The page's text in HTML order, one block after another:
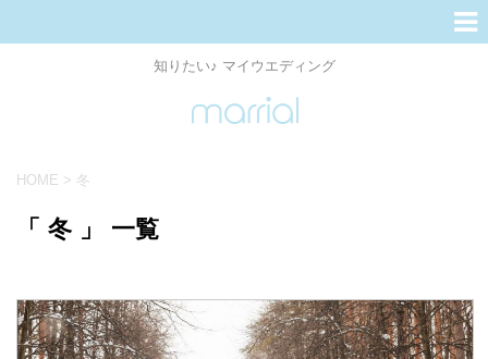
知りたい♪ マイウエディング
HOME > 冬
「 冬 」 一覧